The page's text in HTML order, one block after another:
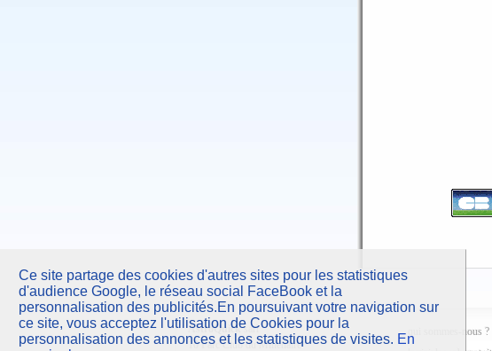
Ce site partage des cookies d'autres sites pour les statistiques
d'audience Google, le réseau social FaceBook et la
personnalisation des publicités.En poursuivant votre navigation sur
ce site, vous acceptez l'utilisation de Cookies pour la
personnalisation des annonces et les statistiques de visites. En
AstroQuicksarl
10 Parc Club du Millénaire
qui sommes-nous ?